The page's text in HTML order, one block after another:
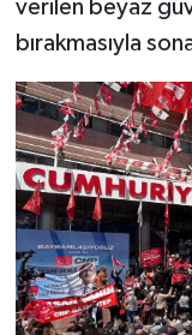
verilen beyaz
bırakmasıyla